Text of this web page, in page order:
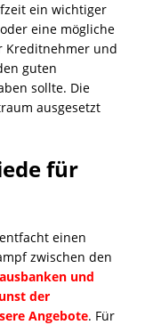
ein wichtiger
eine mögliche
Kreditnehmer und
guten
sollte. Die
ausgesetzt
für
einen
zwischen den
und
der
Angebote. Für